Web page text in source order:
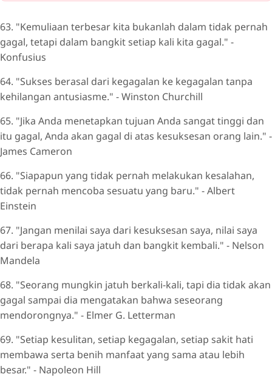
63. "Kemuliaan terbesar kita bukanlah dalam tidak pernah
gagal, tetapi dalam bangkit setiap kali kita gagal." -
Konfusius
64. "Sukses berasal dari kegagalan ke kegagalan tanpa
kehilangan antusiasme." - Winston Churchill
65. "Jika Anda menetapkan tujuan Anda sangat tinggi dan
itu gagal, Anda akan gagal di atas kesuksesan orang lain." -
James Cameron
66. "Siapapun yang tidak pernah melakukan kesalahan,
tidak pernah mencoba sesuatu yang baru." - Albert
Einstein
67. "Jangan menilai saya dari kesuksesan saya, nilai saya
dari berapa kali saya jatuh dan bangkit kembali." - Nelson
Mandela
68. "Seorang mungkin jatuh berkali-kali, tapi dia tidak akan
gagal sampai dia mengatakan bahwa seseorang
mendorongnya." - Elmer G. Letterman
69. "Setiap kesulitan, setiap kegagalan, setiap sakit hati
membawa serta benih manfaat yang sama atau lebih
besar." - Napoleon Hill